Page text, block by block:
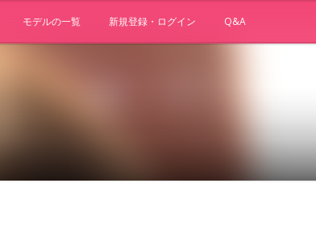
モデルの一覧 新規登録・ログイン Q&A